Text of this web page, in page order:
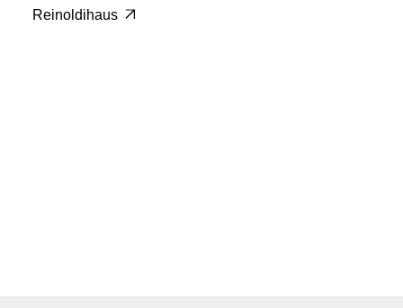
Reinoldihaus